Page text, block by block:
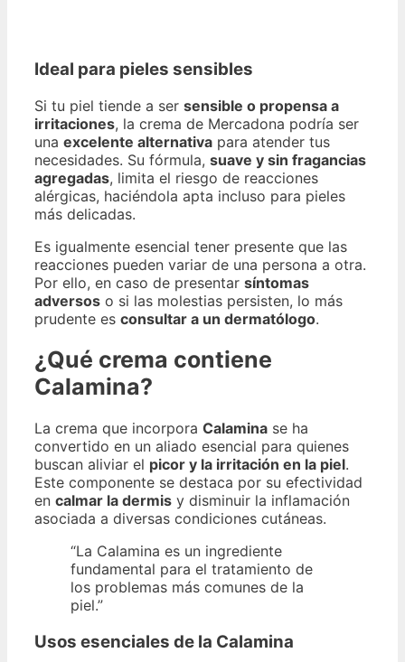
Ideal para pieles sensibles
Si tu piel tiende a ser sensible o propensa a
irritaciones, la crema de Mercadona podría ser
una excelente alternativa para atender tus
necesidades. Su fórmula, suave y sin fragancias
agregadas, limita el riesgo de reacciones
alérgicas, haciéndola apta incluso para pieles
más delicadas.
Es igualmente esencial tener presente que las
reacciones pueden variar de una persona a otra.
Por ello, en caso de presentar síntomas
adversos o si las molestias persisten, lo más
prudente es consultar a un dermatólogo.
¿Qué crema contiene
Calamina?
La crema que incorpora Calamina se ha
convertido en un aliado esencial para quienes
buscan aliviar el picor y la irritación en la piel.
Este componente se destaca por su efectividad
en calmar la dermis y disminuir la inflamación
asociada a diversas condiciones cutáneas.
“La Calamina es un ingrediente
fundamental para el tratamiento de
los problemas más comunes de la
piel.”
Usos esenciales de la Calamina